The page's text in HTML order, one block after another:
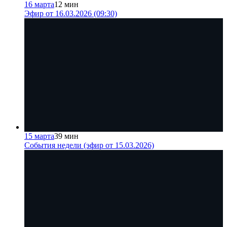
16 марта12 мин
Эфир от 16.03.2026 (09:30)
15 марта39 мин
События недели (эфир от 15.03.2026)